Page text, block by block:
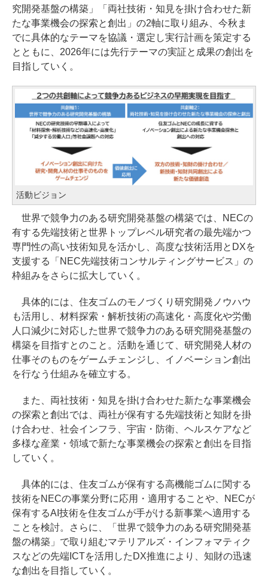
究開発基盤の構築」「両社技術・知見を掛け合わせた新
たな事業機会の探索と創出」の2軸に取り組み、今秋ま
でに具体的なテーマを協議・選定し実行計画を策定する
とともに、2026年には先行テーマの実証と成果の創出を
目指していく。
活動ビジョン
世界で競争力のある研究開発基盤の構築では、NECの
有する先端技術と世界トップレベル研究者の最先端かつ
専門性の高い技術知見を活かし、高度な技術活用とDXを
支援する「NEC先端技術コンサルティングサービス」の
枠組みをさらに拡大していく。
具体的には、住友ゴムのモノづくり研究開発ノウハウ
も活用し、材料探索・解析技術の高速化・高度化や労働
人口減少に対応した世界で競争力のある研究開発基盤の
構築を目指すとのこと。活動を通じて、研究開発人材の
仕事そのものをゲームチェンジし、イノベーション創出
を行なう仕組みを確立する。
また、両社技術・知見を掛け合わせた新たな事業機会
の探索と創出では、両社が保有する先端技術と知財を掛
け合わせ、社会インフラ、宇宙・防衛、ヘルスケアなど
多様な産業・領域で新たな事業機会の探索と創出を目指
していく。
具体的には、住友ゴムが保有する高機能ゴムに関する
技術をNECの事業分野に応用・適用することや、NECが
保有するAI技術を住友ゴムが手がける新事業へ適用する
ことを検討。さらに、「世界で競争力のある研究開発基
盤の構築」で取り組むマテリアルズ・インフォマティク
スなどの先端ICTを活用したDX推進により、知財の迅速
な創出を目指していく。